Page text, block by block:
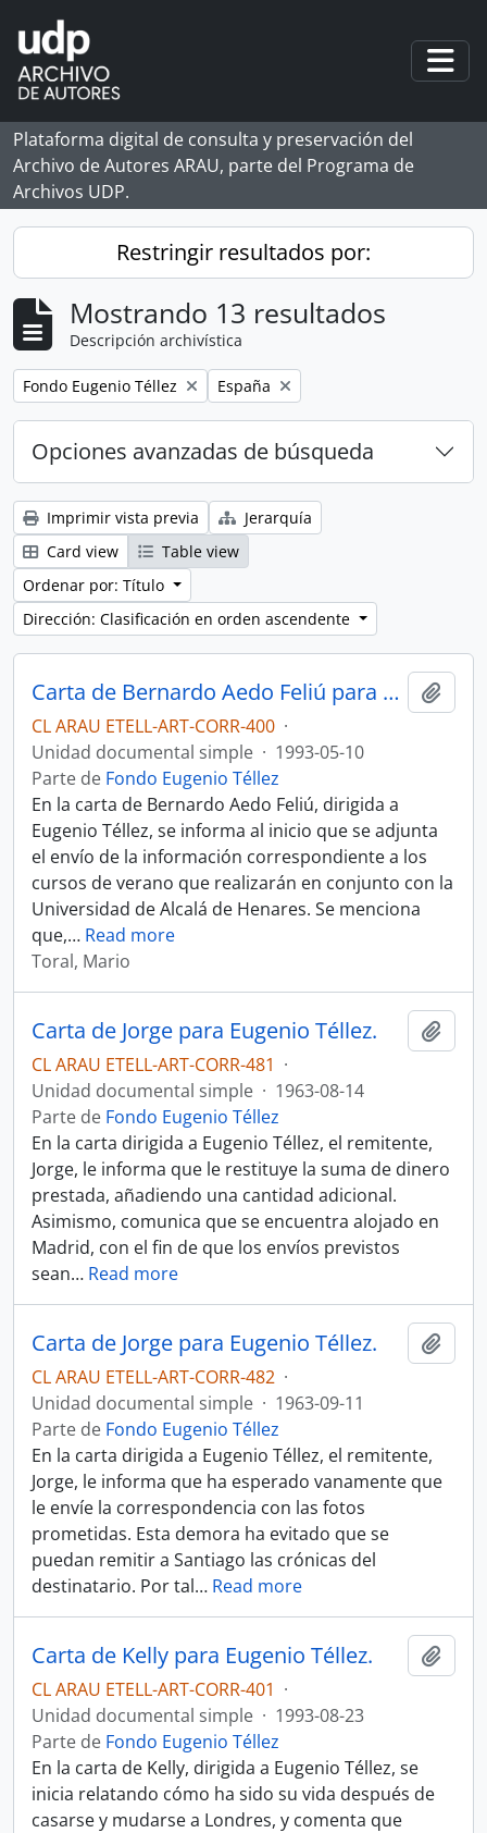
Skip to main content
Plataforma digital de consulta y preservación del
Archivo de Autores ARAU, parte del Programa de
Archivos UDP.
Restringir resultados por:
Mostrando 13 resultados
Descripción archivística
Remove filter:
Fondo Eugenio Téllez Remove filter:
España
Opciones avanzadas de búsqueda
Imprimir vista previa
Jerarquía
Card view
Table view
Ordenar por: Título
Dirección: Clasificación en orden ascendente
Carta de Bernardo Aedo Feliú para Eugenio Téllez.
CL ARAU ETELL-ART-CORR-400 ·
Unidad documental simple · 1993-05-10
Parte de Fondo Eugenio Téllez
En la carta de Bernardo Aedo Feliú, dirigida a
Eugenio Téllez, se informa al inicio que se adjunta
el envío de la información correspondiente a los
cursos de verano que realizarán en conjunto con la
Universidad de Alcalá de Henares. Se menciona
que,… Read more
Toral, Mario
Carta de Jorge para Eugenio Téllez.
CL ARAU ETELL-ART-CORR-481 ·
Unidad documental simple · 1963-08-14
Parte de Fondo Eugenio Téllez
En la carta dirigida a Eugenio Téllez, el remitente,
Jorge, le informa que le restituye la suma de dinero
prestada, añadiendo una cantidad adicional.
Asimismo, comunica que se encuentra alojado en
Madrid, con el fin de que los envíos previstos
sean… Read more
Carta de Jorge para Eugenio Téllez.
CL ARAU ETELL-ART-CORR-482 ·
Unidad documental simple · 1963-09-11
Parte de Fondo Eugenio Téllez
En la carta dirigida a Eugenio Téllez, el remitente,
Jorge, le informa que ha esperado vanamente que
le envíe la correspondencia con las fotos
prometidas. Esta demora ha evitado que se
puedan remitir a Santiago las crónicas del
destinatario. Por tal… Read more
Carta de Kelly para Eugenio Téllez.
CL ARAU ETELL-ART-CORR-401 ·
Unidad documental simple · 1993-08-23
Parte de Fondo Eugenio Téllez
En la carta de Kelly, dirigida a Eugenio Téllez, se
inicia relatando cómo ha sido su vida después de
casarse y mudarse a Londres, y comenta que